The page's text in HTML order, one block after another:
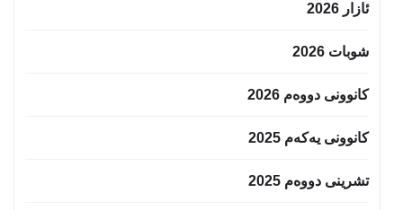
ئازار 2026
شوبات 2026
کانوونی دووەم 2026
کانوونی یەکەم 2025
تشرینی دووەم 2025